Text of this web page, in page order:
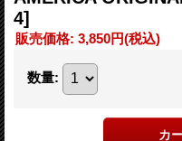
4]
販売価格: 3,850円(税込)
数量: